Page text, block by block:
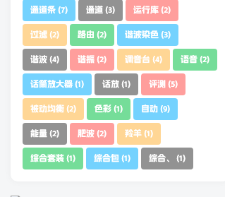
通道条 (7) 通道 (3) 运行库 (2)
过滤 (2) 路由 (2) 谐波染色 (3)
谐波 (4) 谐振 (2) 调音台 (4) 语音 (2)
话筒放大器 (1) 话放 (1) 评测 (5)
被动均衡 (2) 色彩 (1) 自动 (9)
能量 (2) 肥波 (2) 羚羊 (1)
综合套装 (1) 综合包 (1) 综合、 (1)